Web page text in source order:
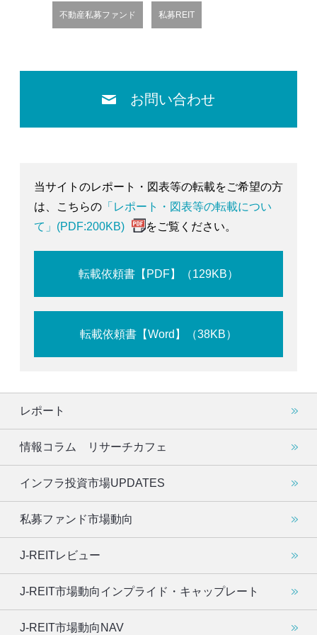
不動産私募ファンド 私募REIT
お問い合わせ
当サイトのレポート・図表等の転載をご希望の方
は、こちらの 「レポート・図表等の転載につい
て」(PDF:200KB)
をご覧ください。
転載依頼書【PDF】（129KB）
転載依頼書【Word】（38KB）
レポート
情報コラム リサーチカフェ
インフラ投資市場UPDATES
私募ファンド市場動向
J-REITレビュー
J-REIT市場動向インプライド・キャップレート
J-REIT市場動向NAV